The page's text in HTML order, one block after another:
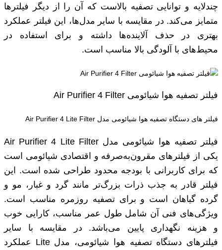
چندلایه و توانایی تصفیه بالاست که آن را از دیگر فیلترها
متمایز می‌کند. در مقایسه با سایر مدل‌ها، این فیلتر عملکرد
بهتری در حذف آلاینده‌ها داشته و برای استفاده در
محیط‌های با آلودگی بالا مناسب است.
فیلتر تصفیه هوا شیائومی Air Purifier 4 Filter
فیلتر های دستگاه تصفیه هوا شیائومی مدل Air Purifier 4 Lite Filter
فیلتر تصفیه هوا شیائومی مدل Air Purifier 4 Lite Filter
یکی از فیلترهای مقرون‌به‌صرفه و اقتصادی شیائومی است
که برای کاربرانی با بودجه محدود طراحی شده است. این
فیلتر قادر به جذب ذرات بزرگ‌تر مانند گرد و غبار، مو و
گرده گیاهان است و برای تصفیه روزمره مناسب است.
ویژگی‌های فنی آن شامل طول عمر مناسب، کارایی خوب
و هزینه نگهداری پایین می‌باشد. در مقایسه با سایر
فیلترهای دستگاه تصفیه هوا شیائومی، مدل Lite عملکرد